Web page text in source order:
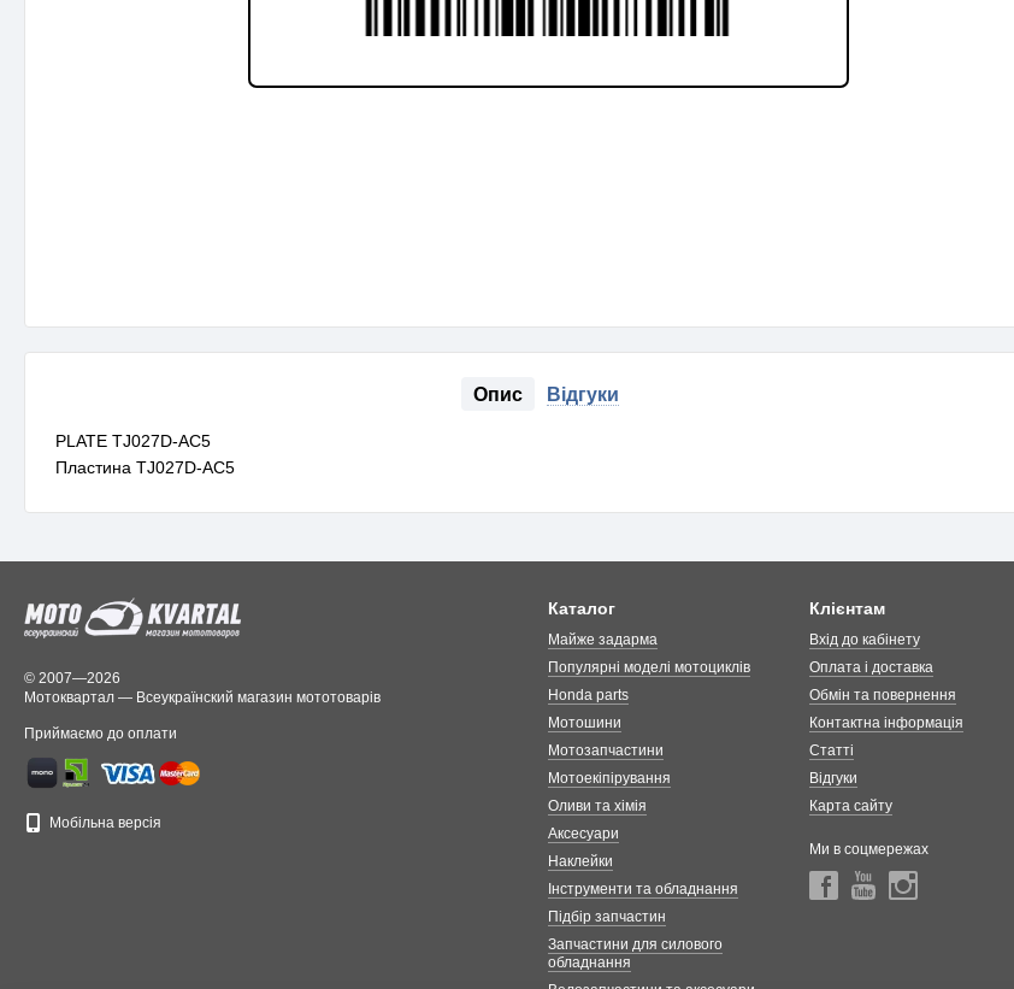
Опис Відгуки
PLATE TJ027D-AC5
Пластина TJ027D-AC5
© 2007—2026
Мотоквартал — Всеукраїнский магазин мототоварів
Приймаємо до оплати
Мобільна версія
Каталог
Майже задарма
Популярні моделі мотоциклів
Honda parts
Мотошини
Мотозапчастини
Мотоекіпірування
Оливи та хімія
Аксесуари
Наклейки
Інструменти та обладнання
Підбір запчастин
Запчастини для силового
обладнання
Клієнтам
Вхід до кабінету
Оплата і доставка
Обмін та повернення
Контактна інформація
Статті
Відгуки
Карта сайту
Ми в соцмережах